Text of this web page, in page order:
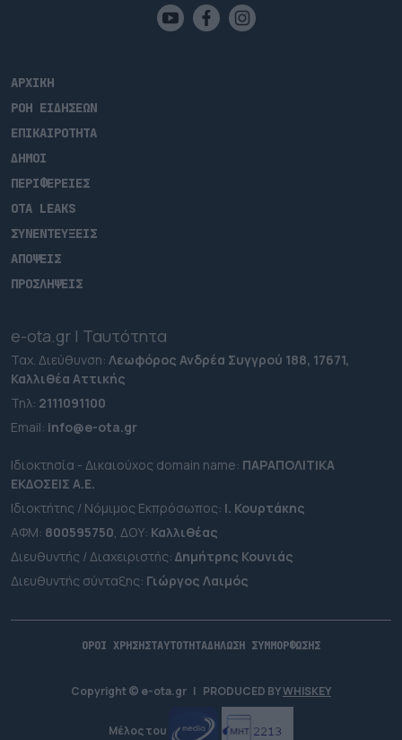
ΑΡΧΙΚΗ
ΡΟΗ ΕΙΔΗΣΕΩΝ
ΕΠΙΚΑΙΡΟΤΗΤΑ
ΔΗΜΟΙ
ΠΕΡΙΦΕΡΕΙΕΣ
OTA LEAKS
ΣΥΝΕΝΤΕΥΞΕΙΣ
ΑΠΟΨΕΙΣ
ΠΡΟΣΛΗΨΕΙΣ
e-ota.gr | Ταυτότητα
Ταχ. Διεύθυνση: Λεωφόρος Ανδρέα Συγγρού 188, 17671,
Καλλιθέα Αττικής
Τηλ: 2111091100
Εmail: info@e-ota.gr
Ιδιοκτησία - Δικαιούχος domain name: ΠΑΡΑΠΟΛΙΤΙΚΑ
ΕΚΔΟΣΕΙΣ A.E.
Ιδιοκτήτης / Νόμιμος Εκπρόσωπος: Ι. Κουρτάκης
ΑΦΜ: 800595750, ΔΟΥ: Καλλιθέας
Διευθυντής / Διαχειριστής: Δημήτρης Κουνιάς
Διευθυντής σύνταξης: Γιώργος Λαιμός
ΟΡΟΙ ΧΡΗΣΗΣΤΑΥΤΟΤΗΤΑΔΗΛΩΣΗ ΣΥΜΜΟΡΦΩΣΗΣ
Copyright © e-ota.gr | PRODUCED BYWHISKEY
Μέλος του